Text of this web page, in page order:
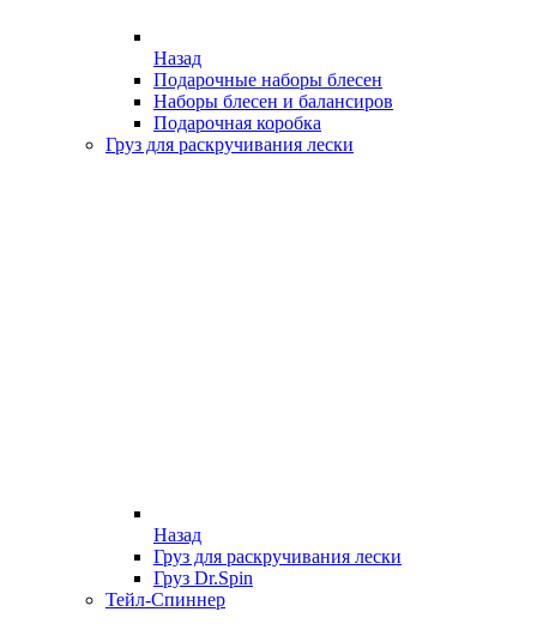
Назад
Подарочные наборы блесен
Наборы блесен и балансиров
Подарочная коробка
Груз для раскручивания лески
Назад
Груз для раскручивания лески
Груз Dr.Spin
Тейл-Спиннер